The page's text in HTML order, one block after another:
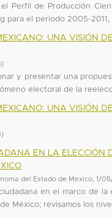
Perfil de Producción
para el periodo 2005-
UNA VISIÓN
)
y presentar una
electoral de la
UNA VISIÓN
)
EN LA ELECCIÓN
del Estado de Mexico ,1/
en el marco de
México; revisamos los